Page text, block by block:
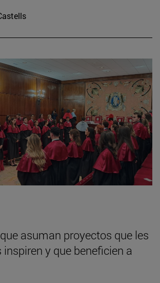
asuman proyectos que les
inspiren y que beneficien a